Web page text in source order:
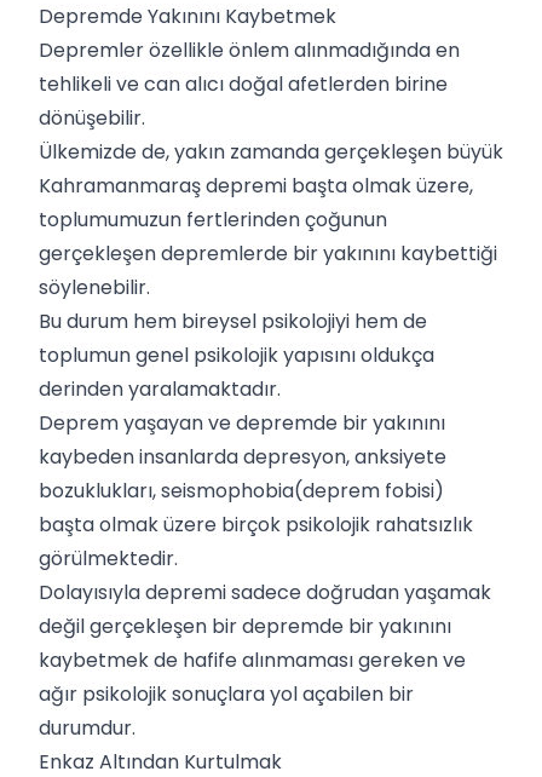
Depremde Yakınını Kaybetmek
Depremler özellikle önlem alınmadığında en
tehlikeli ve can alıcı doğal afetlerden birine
dönüşebilir.
Ülkemizde de, yakın zamanda gerçekleşen büyük
Kahramanmaraş depremi başta olmak üzere,
toplumumuzun fertlerinden çoğunun
gerçekleşen depremlerde bir yakınını kaybettiği
söylenebilir.
Bu durum hem bireysel psikolojiyi hem de
toplumun genel psikolojik yapısını oldukça
derinden yaralamaktadır.
Deprem yaşayan ve depremde bir yakınını
kaybeden insanlardadepresyon, anksiyete
bozuklukları, seismophobia(deprem fobisi)
başta olmak üzere birçok psikolojik rahatsızlık
görülmektedir.
Dolayısıyla depremi sadece doğrudan yaşamak
değil gerçekleşen bir depremde bir yakınını
kaybetmek de hafife alınmaması gereken ve
ağır psikolojik sonuçlara yol açabilen bir
durumdur.
Enkaz Altından Kurtulmak